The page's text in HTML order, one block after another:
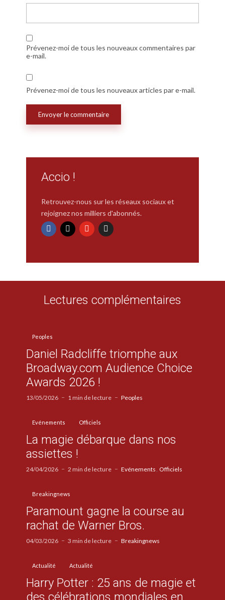
Prévenez-moi de tous les nouveaux commentaires par
e-mail.
Prévenez-moi de tous les nouveaux articles par e-mail.
Accio !
Retrouvez-nous sur les réseaux sociaux et
rejoignez nos milliers d'abonnés.
Lectures complémentaires
Peoples
Daniel Radcliffe triomphe aux
Broadway.com Audience Choice
Awards 2026 !
13/05/2026 1 min de lecture Peoples
Evénements Officiels
La magie débarque dans nos
assiettes !
24/04/2026 2 min de lecture Evénements Officiels
Breakingnews
Paramount gagne la course au
rachat de Warner Bros.
04/03/2026 3 min de lecture Breakingnews
Actualité Actualité
Harry Potter : 25 ans de magie et
des célébrations mondiales en